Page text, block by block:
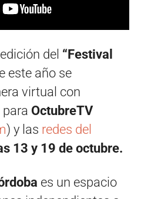
del “Festival
este año se
virtual con
OctubreTV
) y las redes del
13 y 19 de octubre.
es un espacio